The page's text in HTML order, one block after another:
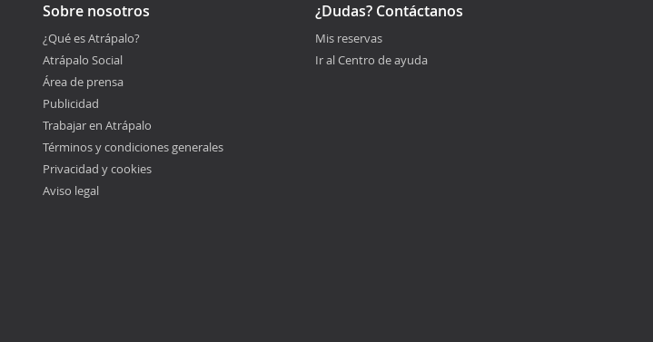
Sobre nosotros
¿Qué es Atrápalo?
Atrápalo Social
Área de prensa
Publicidad
Trabajar en Atrápalo
Términos y condiciones generales
Privacidad y cookies
Aviso legal
¿Dudas? Contáctanos
Mis reservas
Ir al Centro de ayuda